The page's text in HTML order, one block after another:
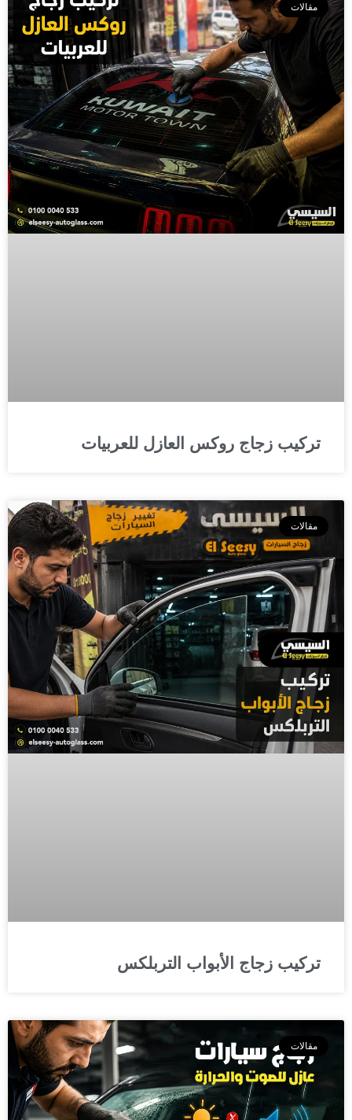
مقالات
تركيب زجاج روكس العازل للعربيات
مقالات
تركيب زجاج الأبواب التربلكس
مقالات